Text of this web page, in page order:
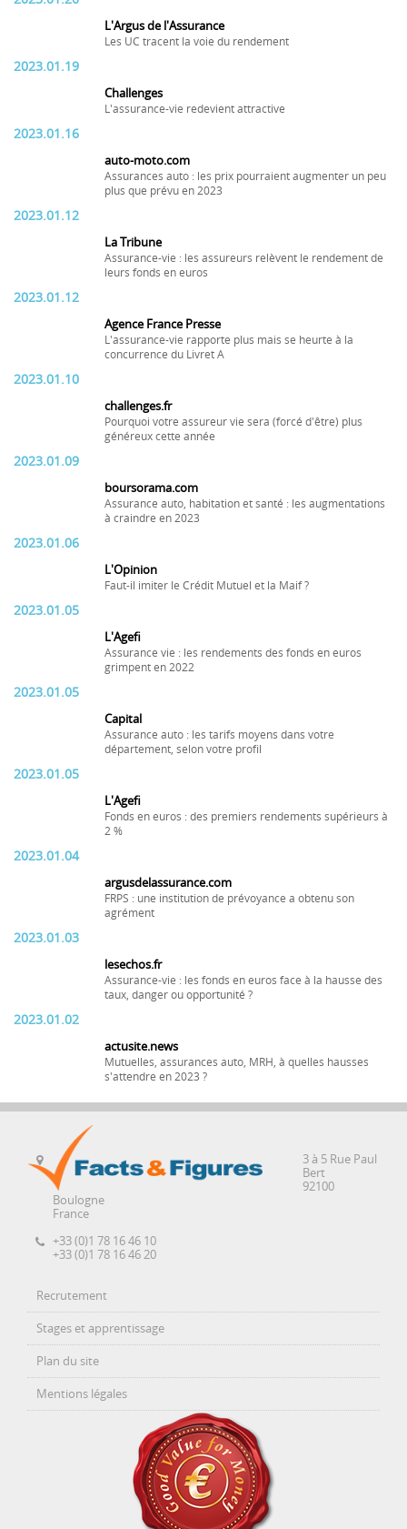
L'Argus de l'Assurance
Les UC tracent la voie du rendement
2023.01.19
Challenges
L'assurance-vie redevient attractive
2023.01.16
auto-moto.com
Assurances auto : les prix pourraient augmenter un peu
plus que prévu en 2023
2023.01.12
La Tribune
Assurance-vie : les assureurs relèvent le rendement de
leurs fonds en euros
2023.01.12
Agence France Presse
L'assurance-vie rapporte plus mais se heurte à la
concurrence du Livret A
2023.01.10
challenges.fr
Pourquoi votre assureur vie sera (forcé d'être) plus
généreux cette année
2023.01.09
boursorama.com
Assurance auto, habitation et santé : les augmentations
à craindre en 2023
2023.01.06
L'Opinion
Faut-il imiter le Crédit Mutuel et la Maif ?
2023.01.05
L'Agefi
Assurance vie : les rendements des fonds en euros
grimpent en 2022
2023.01.05
Capital
Assurance auto : les tarifs moyens dans votre
département, selon votre profil
2023.01.05
L'Agefi
Fonds en euros : des premiers rendements supérieurs à
2 %
2023.01.04
argusdelassurance.com
FRPS : une institution de prévoyance a obtenu son
agrément
2023.01.03
lesechos.fr
Assurance-vie : les fonds en euros face à la hausse des
taux, danger ou opportunité ?
2023.01.02
actusite.news
Mutuelles, assurances auto, MRH, à quelles hausses
s'attendre en 2023 ?
3 à 5 Rue Paul
Bert
92100
Boulogne
France
+33 (0)1 78 16 46 10
+33 (0)1 78 16 46 20
Recrutement
Stages et apprentissage
Plan du site
Mentions légales